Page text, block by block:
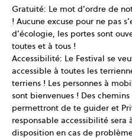
Gratuité: Le mot d’ordre de
! Aucune excuse pour ne pas
d’écologie, les portes sont
toutes et à tous !
Accessibilité: Le Festival se
accessible à toutes les
terriens ! Les personnes à
sont bienvenues ! Des
permettront de te guider et
responsable accessibilité sera
disposition en cas de